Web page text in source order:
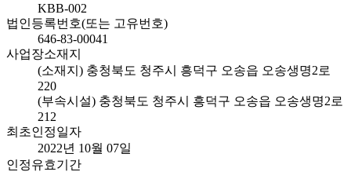
KBB-002
법인등록번호(또는 고유번호)
646-83-00041
사업장소재지
(소재지) 충청북도 청주시 흥덕구 오송읍 오송생명2로
220
(부속시설) 충청북도 청주시 흥덕구 오송읍 오송생명2로
212
최초인정일자
2022년 10월 07일
인정유효기간